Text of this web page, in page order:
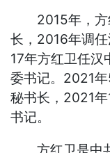
2015年，方
长，2016年调
17年方红卫任
委书记。2021年
秘书长，2021
书记。